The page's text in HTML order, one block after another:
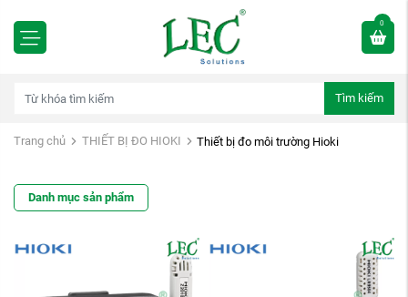
0
Tìm kiếm
Trang chủ THIẾT BỊ ĐO HIOKI Thiết bị đo môi trường Hioki
Danh mục sản phẩm